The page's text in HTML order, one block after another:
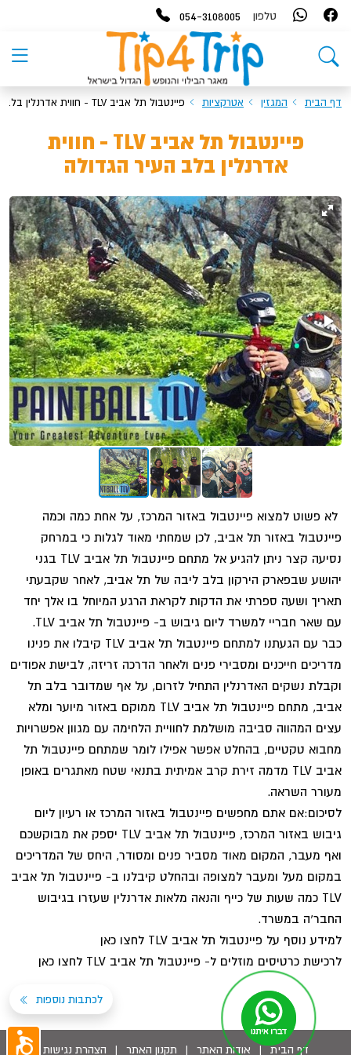
טלפון 054-3108005
דף הבית המגזין אטרקציות פיינטבול תל אביב TLV - חווית אדרנלין בלב העיר הגדולה
פיינטבול תל אביב TLV - חווית
אדרנלין בלב העיר הגדולה
לא פשוט למצוא פיינטבול באזור המרכז, על אחת כמה וכמה
פיינטבול באזור תל אביב, לכן שמחתי מאוד לגלות כי במרחק
נסיעה קצר ניתן להגיע אל מתחם פיינטבול תל אביב TLV בגני
יהושע שבפארק הירקון בלב ליבה של תל אביב, לאחר שקבעתי
תאריך ושעה ספרתי את הדקות לקראת הרגע המיוחל בו אלך יחד
עם שאר חבריי למשרד ליום גיבוש ב- פיינטבול תל אביב TLV.
כבר עם הגעתנו למתחם פיינטבול תל אביב TLV קיבלו את פנינו
מדריכים חייכנים ומסבירי פנים ולאחר הדרכה זריזה, לבישת אפודים
וקבלת נשקים האדרנלין התחיל לזרום, על אף שמדובר בלב תל
אביב, מתחם פיינטבול תל אביב TLV ממוקם באזור מיוער ומלא
עצים המהווה סביבה מושלמת לחוויית הלחימה עם מגוון אפשרויות
מחבוא טקטיים, בהחלט אפשר אפילו לומר שמתחם פיינטבול תל
אביב TLV מדמה זירת קרב אמיתית בתנאי שטח מאתגרים באופן
מעורר השראה.
לסיכום:אם אתם מחפשים פיינטבול באזור המרכז או רעיון ליום
גיבוש באזור המרכז, פיינטבול תל אביב TLV יספק את מבוקשכם
ואף מעבר, המקום מאוד מסביר פנים ומסודר, היחס של המדריכים
במקום מעל ומעבר למצופה ובהחלט קיבלנו ב- פיינטבול תל אביב
TLV כמה שעות של כייף והנאה מלאות אדרנלין שעזרו בגיבוש
החבר'ה במשרד.
למידע נוסף על פיינטבול תל אביב TLV לחצו כאן
לרכישת כרטיסים מוזלים ל- פיינטבול תל אביב TLV לחצו כאן
לכתבות נוספות
דף הבית | אודות האתר | תקנון האתר | הצהרת נגישות